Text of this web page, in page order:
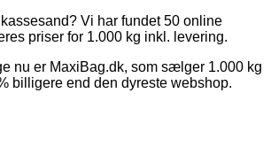
Vi har fundet 50 online
priser for 1.000 kg inkl. levering.
nu er MaxiBag.dk, som sælger 1.000 kg
billigere end den dyreste webshop.